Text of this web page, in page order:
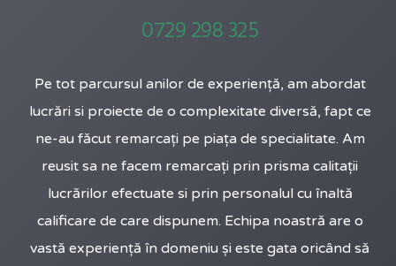
0729 298 325
Pe tot parcursul anilor de experiență, am abordat
lucrări si proiecte de o complexitate diversă, fapt ce
ne-au făcut remarcați pe piața de specialitate. Am
reusit sa ne facem remarcați prin prisma calitații
lucrărilor efectuate si prin personalul cu înaltă
calificare de care dispunem. Echipa noastră are o
vastă experiență în domeniu și este gata oricând să